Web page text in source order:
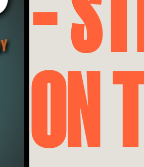
ON